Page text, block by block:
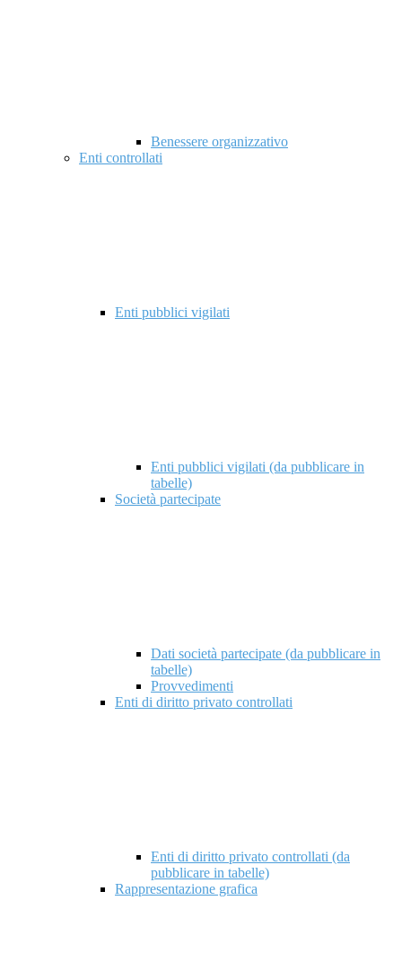
Benessere organizzativo
Enti controllati
Enti pubblici vigilati
Enti pubblici vigilati (da pubblicare in
tabelle)
Società partecipate
Dati società partecipate (da pubblicare in
tabelle)
Provvedimenti
Enti di diritto privato controllati
Enti di diritto privato controllati (da
pubblicare in tabelle)
Rappresentazione grafica